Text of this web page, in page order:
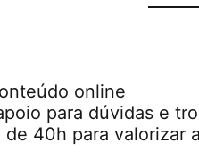
online
para dúvidas e
40h para valorizar